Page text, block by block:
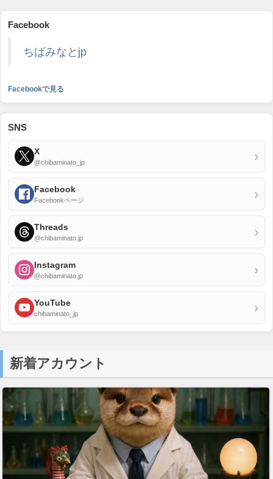
Facebook
ちばみなとjp
Facebookで見る
SNS
X
@chibaminato_jp ›
Facebook
Facebookページ ›
Threads
@chibaminato.jp ›
Instagram
@chibaminato.jp ›
YouTube
chibaminato_jp ›
新着アカウント